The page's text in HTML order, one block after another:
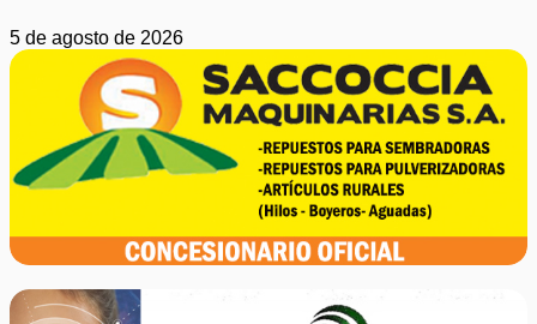
5 de agosto de 2026